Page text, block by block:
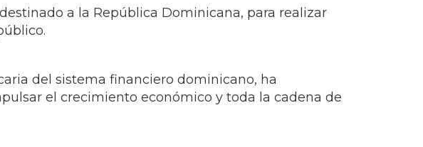
a la República Dominicana, para realizar
del sistema financiero dominicano, ha
el crecimiento económico y toda la cadena de